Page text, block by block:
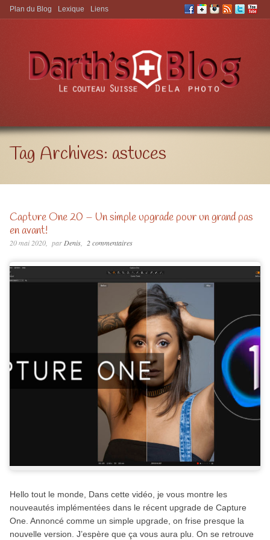
Aller à:
Plan du Blog Lexique Liens
Tag Archives: astuces
Capture One 20 – Un simple upgrade pour un grand pas
en avant!
20 mai 2020 parDenis 2 commentaires
Hello tout le monde, Dans cette vidéo, je vous montre les
nouveautés implémentées dans le récent upgrade de Capture
One. Annoncé comme un simple upgrade, on frise presque la
nouvelle version. J’espère que ça vous aura plu. On se retrouve